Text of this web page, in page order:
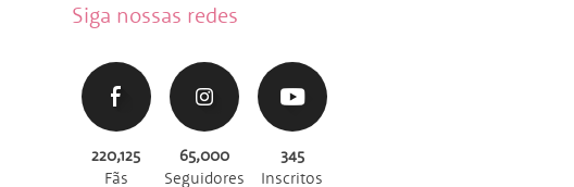
Siga nossas redes
220,125
Fãs
65,000
Seguidores
345
Inscritos